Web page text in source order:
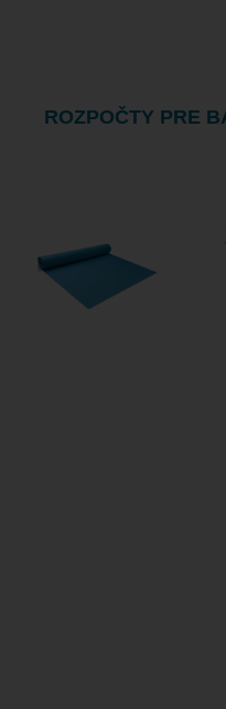
ROZPOČTY PRE